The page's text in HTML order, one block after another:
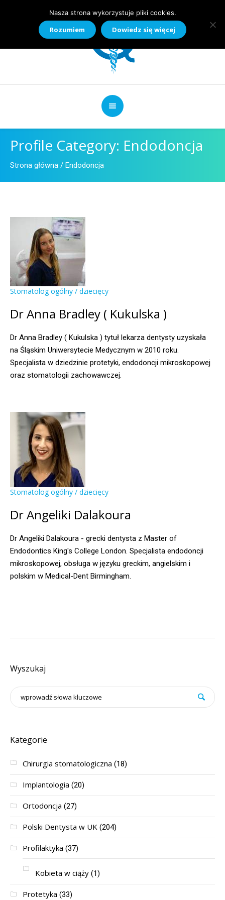
Profile Category: Endodoncja
Strona główna / Endodoncja
Stomatolog ogólny / dziecięcy
Dr Anna Bradley ( Kukulska )
Dr Anna Bradley ( Kukulska ) tytuł lekarza dentysty uzyskała
na Śląskim Uniwersytecie Medycznym w 2010 roku.
Specjalista w dziedzinie protetyki, endodoncji mikroskopowej
oraz stomatologii zachowawczej.
Stomatolog ogólny / dziecięcy
Dr Angeliki Dalakoura
Dr Angeliki Dalakoura - grecki dentysta z Master of
Endodontics King's College London. Specjalista endodoncji
mikroskopowej, obsługa w języku greckim, angielskim i
polskim w Medical-Dent Birmingham.
Wyszukaj
Kategorie
Chirurgia stomatologiczna (18)
Implantologia (20)
Ortodoncja (27)
Polski Dentysta w UK (204)
Profilaktyka (37)
Kobieta w ciąży (1)
Protetyka (33)
Nasza strona wykorzystuje pliki cookies.
Rozumiem Dowiedz się więcej